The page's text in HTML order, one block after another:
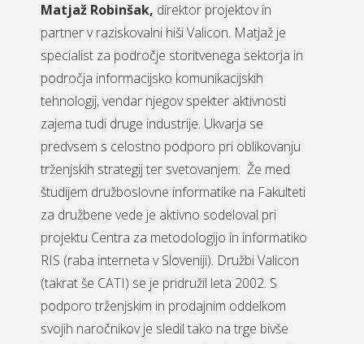
Matjaž Robinšak, direktor projektov in
partner v raziskovalni hiši Valicon. Matjaž je
specialist za področje storitvenega sektorja in
področja informacijsko komunikacijskih
tehnologij, vendar njegov spekter aktivnosti
zajema tudi druge industrije. Ukvarja se
predvsem s celostno podporo pri oblikovanju
trženjskih strategij ter svetovanjem. Že med
študijem družboslovne informatike na Fakulteti
za družbene vede je aktivno sodeloval pri
projektu Centra za metodologijo in informatiko
RIS (raba interneta v Sloveniji). Družbi Valicon
(takrat še CATI) se je pridružil leta 2002. S
podporo trženjskim in prodajnim oddelkom
svojih naročnikov je sledil tako na trge bivše